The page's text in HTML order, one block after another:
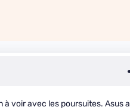
à voir avec les poursuites. Asus a